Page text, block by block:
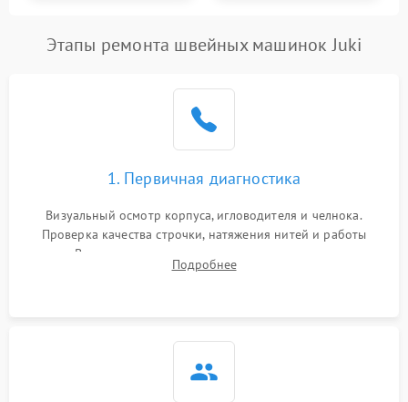
Этапы ремонта швейных машинок Juki
1. Первичная диагностика
Визуальный осмотр корпуса, игловодителя и челнока.
Проверка качества строчки, натяжения нитей и работы
педали. Выявление посторонних стуков, пропусков стежков,
обрывов нити или заклинивания механизмов на тестовом
Подробнее